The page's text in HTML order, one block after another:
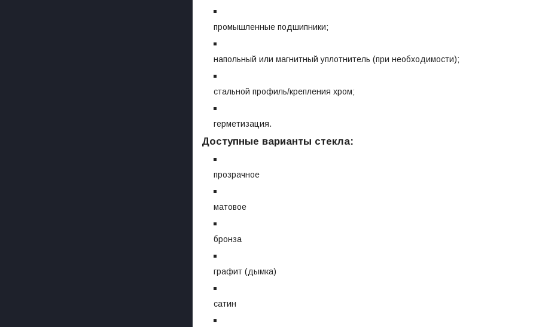
промышленные подшипники;
напольный или магнитный уплотнитель (при необходимости);
стальной профиль/крепления хром;
герметизация.
Доступные варианты стекла:
прозрачное
матовое
бронза
графит (дымка)
сатин